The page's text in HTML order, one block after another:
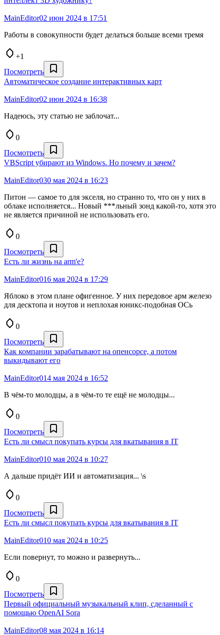
MainEditor02 июн 2024 в 17:51
Работы в совокупности будет делаться больше всеми тремя
+1
Посмотреть
Автоматическое создание интерактивных карт
MainEditor02 июн 2024 в 16:38
Надеюсь, эту статью не заблочат...
0
Посмотреть
VBScript убирают из Windows. Но почему и зачем?
MainEditor030 мая 2024 в 16:23
Питон — самое то для экселя, но странно то, что он у них в
облаке исполняется... Новый ***льный зонд какой-то, хотя это
не является причиной не использовать его.
0
Посмотреть
Есть ли жизнь на arm'е?
MainEditor016 мая 2024 в 17:29
Яблоко в этом плане офигенное. У них передовое арм железо
для десктопа и ноутов и неплохая юникс-подобная ОСь
0
Посмотреть
Как компании зарабатывают на опенсорсе, а потом
выкидывают его
MainEditor014 мая 2024 в 16:52
В чём-то молодцы, а в чём-то те ещё не молодцы...
0
Посмотреть
Есть ли смысл покупать курсы для вкатывания в IT
MainEditor010 мая 2024 в 10:27
А дальше придёт ИИ и автоматизация... \s
0
Посмотреть
Есть ли смысл покупать курсы для вкатывания в IT
MainEditor010 мая 2024 в 10:25
Если повернут, то можно и развернуть...
0
Посмотреть
Первый официальный музыкальный клип, сделанный с
помощью OpenAI Sora
MainEditor08 мая 2024 в 16:14